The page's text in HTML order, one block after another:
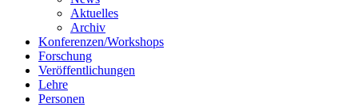
Aktuelles
Archiv
Konferenzen/Workshops
Forschung
Veröffentlichungen
Lehre
Personen